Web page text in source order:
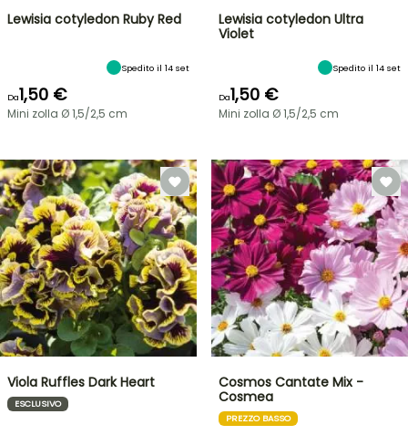
Lewisia cotyledon Ruby Red
Spedito il 14 set
Da1,50 €
Mini zolla Ø 1,5/2,5 cm
Lewisia cotyledon Ultra
Violet
Spedito il 14 set
Da1,50 €
Mini zolla Ø 1,5/2,5 cm
Viola Ruffles Dark Heart
ESCLUSIVO
Cosmos Cantate Mix -
Cosmea
PREZZO BASSO